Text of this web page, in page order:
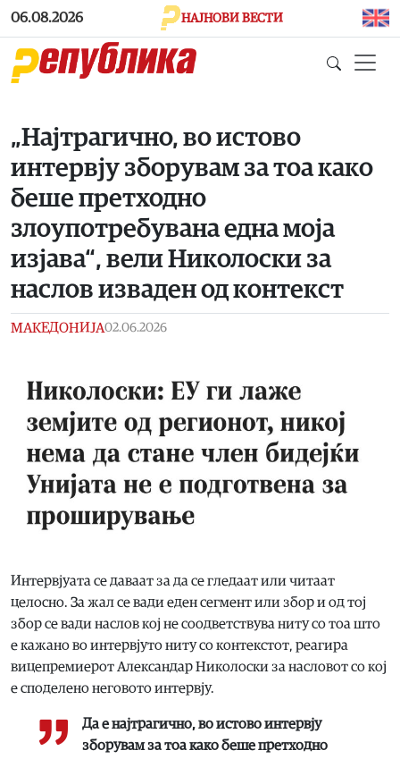
Skip to main content
06.08.2026 НАЈНОВИ ВЕСТИ
„Најтрагично, во истово
интервју зборувам за тоа како
беше претходно
злоупотребувана една моја
изјава“, вели Николоски за
наслов изваден од контекст
МАКЕДОНИЈА02.06.2026
Интервјуата се даваат за да се гледаат или читаат
целосно. За жал се вади еден сегмент или збор и од тој
збор се вади наслов кој не соодветствува ниту со тоа што
е кажано во интервјуто ниту со контекстот, реагира
вицепремиерот Александар Николоски за насловот со кој
е споделено неговото интервју.
Да е најтрагично, во истово интервју
зборувам за тоа како беше претходно